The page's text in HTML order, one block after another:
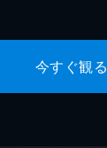
今すぐ観る